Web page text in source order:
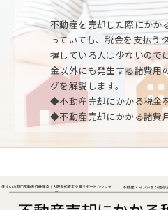
ご相談フォー
簡易査定
不動産を売却した際にかか
っていても、税金を支払う
握している人は少ないので
金以外にも発生する諸費用
グを解説します。
◆不動産売却にかかる税金
◆不動産売却にかかる諸費